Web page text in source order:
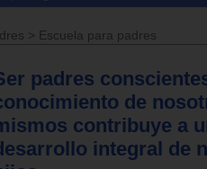
> Escuela para padres
padres
de
contribuye a
integral de